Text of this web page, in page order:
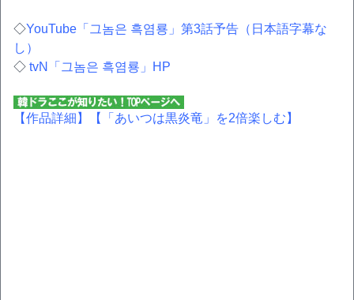
◇YouTube「그놈은 흑염룡」第3話予告（日本語字幕な
し）
◇ tvN「그놈은 흑염룡」HP
【作品詳細】 【「あいつは黒炎竜」を2倍楽しむ】